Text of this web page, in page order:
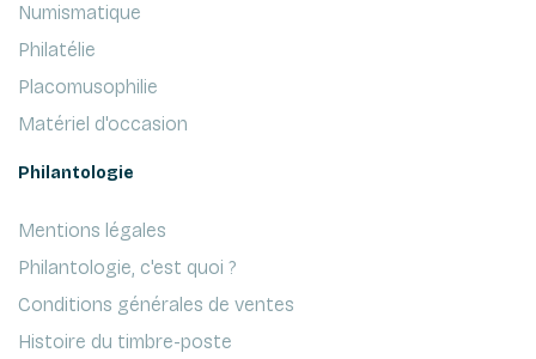
Numismatique
Philatélie
Placomusophilie
Matériel d'occasion
Philantologie
Mentions légales
Philantologie, c'est quoi ?
Conditions générales de ventes
Histoire du timbre-poste